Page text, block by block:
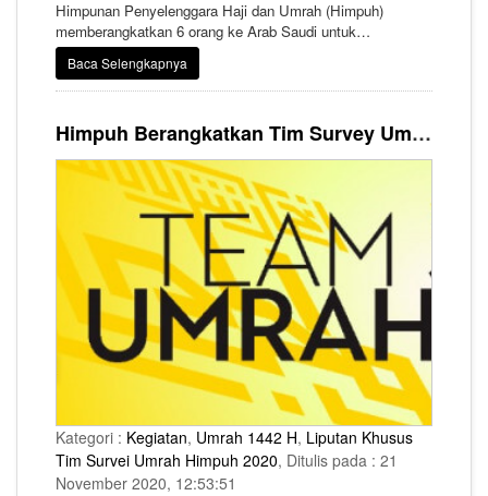
Himpunan Penyelenggara Haji dan Umrah (Himpuh)
memberangkatkan 6 orang ke Arab Saudi untuk
menjalankan ibadah Umrah, sekaligus sebagai Tim Survei
Umrah pada Ahad, 22 November 2020. Tim ini akan
bertugas melakukan survei tentang pelaksanaan Umrah di
fase ke-4 setelah sempat mengalami penundaan.
Baca Selengkapnya
Himpuh Berangkatkan Tim Survey Umrah
Kategori : Kegiatan, Umrah 1442 H, Liputan Khusus
Tim Survei Umrah Himpuh 2020, Ditulis pada : 21
November 2020, 12:53:51